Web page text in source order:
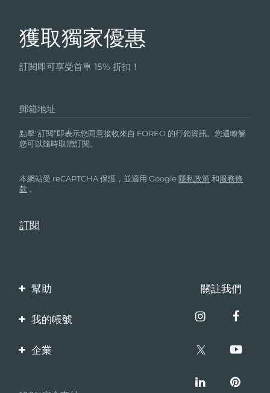
獲取獨家優惠
訂閱即可享受首單 15% 折扣！
郵箱地址
點擊“訂閱”即表示您同意接收來自 FOREO 的行銷資訊。您還瞭解
您可以隨時取消訂閱。
本網站受 reCAPTCHA 保護，並適用 Google隱私政策 和服務條
款 。
幫助
聯繫我們
關註我們
我的帳號
產品註冊
企業